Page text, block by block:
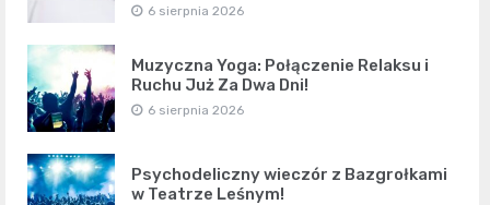
6 sierpnia 2026
Muzyczna Yoga: Połączenie Relaksu i
Ruchu Już Za Dwa Dni!
6 sierpnia 2026
Psychodeliczny wieczór z Bazgrołkami
w Teatrze Leśnym!